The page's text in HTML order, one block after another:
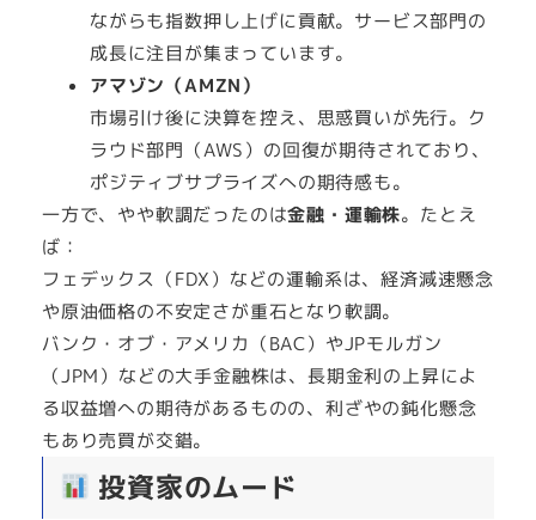
ながらも指数押し上げに貢献。サービス部門の
成長に注目が集まっています。
アマゾン（AMZN）
市場引け後に決算を控え、思惑買いが先行。ク
ラウド部門（AWS）の回復が期待されており、
ポジティブサプライズへの期待感も。
一方で、やや軟調だったのは金融・運輸株。たとえ
ば：
フェデックス（FDX）などの運輸系は、経済減速懸念
や原油価格の不安定さが重石となり軟調。
バンク・オブ・アメリカ（BAC）やJPモルガン
（JPM）などの大手金融株は、長期金利の上昇によ
る収益増への期待があるものの、利ざやの鈍化懸念
もあり売買が交錯。
投資家のムード